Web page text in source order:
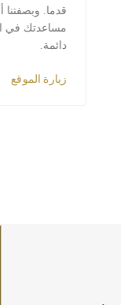
قدما.
مساعدتك في
دائمة.
زيارة الموقع